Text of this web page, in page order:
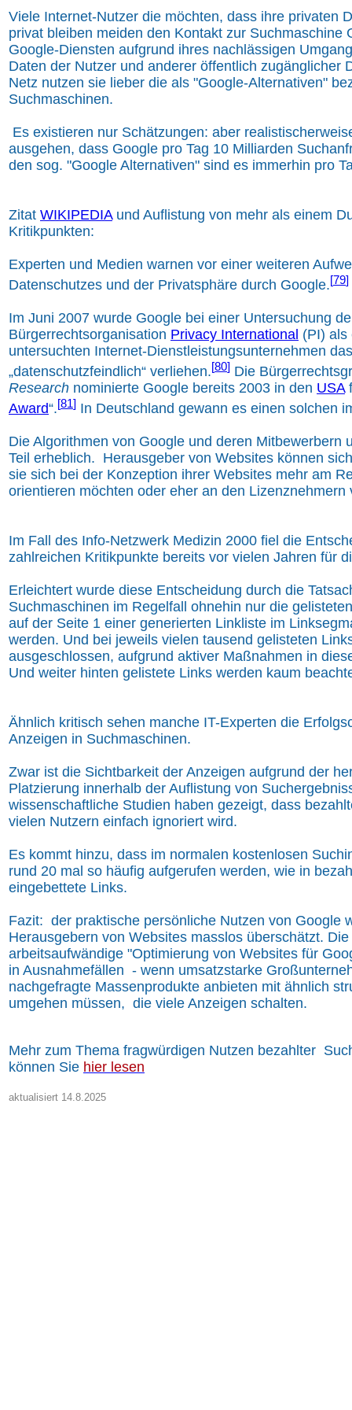
Viele Internet-Nutzer die möchten, dass ihre privaten
privat bleiben meiden den Kontakt zur Suchmaschine
Google-Diensten aufgrund ihres nachlässigen
Daten der Nutzer und anderer öffentlich zugänglicher
Netz nutzen sie lieber die als "Google-Alternativen"
Suchmaschinen.
Es existieren nur Schätzungen: aber
ausgehen, dass Google pro Tag 10 Milliarden
den sog. "Google Alternativen" sind es immerhin pro
Zitat WIKIPEDIAund Auflistung von mehr als einem
Kritikpunkten:
Experten und Medien warnen vor einer weiteren
Datenschutzes und der Privatsphäre durch Google.[79]
Im Juni 2007 wurde Google bei einer Untersuchung
Bürgerrechtsorganisation Privacy International (PI) als
untersuchten Internet-Dienstleistungsunternehmen
„datenschutzfeindlich“ verliehen.[80] Die
Research nominierte Google bereits 2003 in den USA
Award“.[81] In Deutschland gewann es einen solchen
Die Algorithmen von Google und deren Mitbewerbern
Teil erheblich. Herausgeber von Websites können
sie sich bei der Konzeption ihrer Websites mehr am
orientieren möchten oder eher an den Lizenznehmern
Im Fall des Info-Netzwerk Medizin 2000 fiel die
zahlreichen Kritikpunkte bereits vor vielen Jahren für
Erleichtert wurde diese Entscheidung durch die
Suchmaschinen im Regelfall ohnehin nur die
auf der Seite 1 einer generierten Linkliste im
werden. Und bei jeweils vielen tausend gelisteten
ausgeschlossen, aufgrund aktiver Maßnahmen in
Und weiter hinten gelistete Links werden kaum
Ähnlich kritisch sehen manche IT-Experten die
Anzeigen in Suchmaschinen.
Zwar ist die Sichtbarkeit der Anzeigen aufgrund der
Platzierung innerhalb der Auflistung von
wissenschaftliche Studien haben gezeigt, dass
vielen Nutzern einfach ignoriert wird.
Es kommt hinzu, dass im normalen kostenlosen
rund 20 mal so häufig aufgerufen werden, wie in
eingebettete Links.
Fazit: der praktische persönliche Nutzen von Google
Herausgebern von Websites masslos überschätzt.
arbeitsaufwändige "Optimierung von Websites für
in Ausnahmefällen - wenn umsatzstarke
nachgefragte Massenprodukte anbieten mit ähnlich
umgehen müssen, die viele Anzeigen schalten.
Mehr zum Thema fragwürdigen Nutzen bezahlter
können Sie hier lesen
aktualisiert 14.8.2025